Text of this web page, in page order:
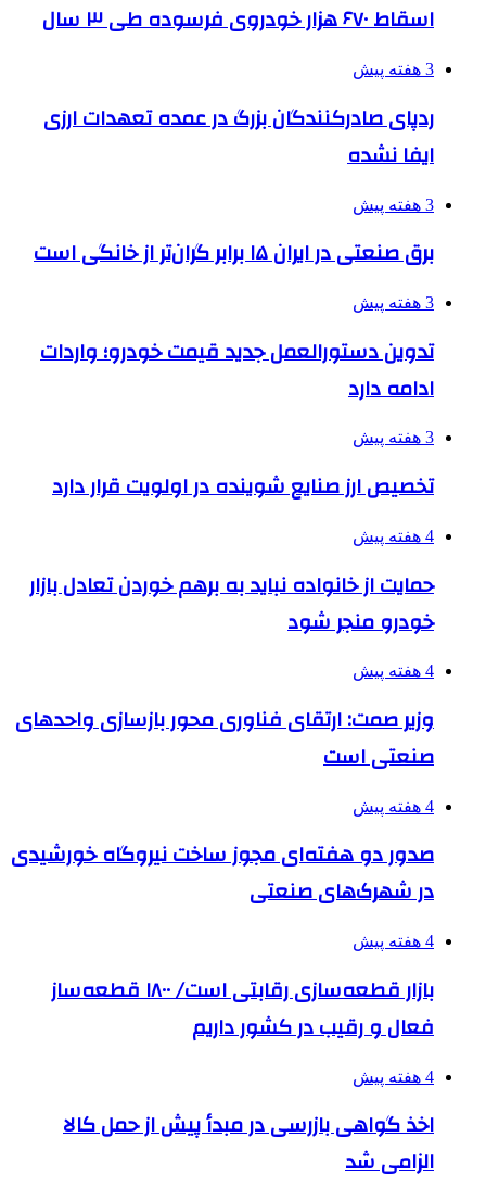
اسقاط ۶۷۰ هزار خودروی فرسوده طی ۳ سال
3 هفته پیش
ردپای صادرکنندگان بزرگ در عمده تعهدات ارزی
ایفا نشده
3 هفته پیش
برق صنعتی در ایران ۱۵ برابر گران‌تر از خانگی است
3 هفته پیش
تدوین دستورالعمل جدید قیمت خودرو؛ واردات
ادامه دارد
3 هفته پیش
تخصیص ارز صنایع شوینده در اولویت قرار دارد
4 هفته پیش
حمایت از خانواده نباید به برهم خوردن تعادل بازار
خودرو منجر شود
4 هفته پیش
وزیر صمت: ارتقای فناوری محور بازسازی واحدهای
صنعتی است
4 هفته پیش
صدور دو هفته‌ای مجوز ساخت نیروگاه خورشیدی
در شهرک‌های صنعتی
4 هفته پیش
بازار قطعه‌سازی رقابتی است/ ۱۸۰۰ قطعه‌ساز
فعال و رقیب در کشور داریم
4 هفته پیش
اخذ گواهی بازرسی در مبدأ پیش از حمل کالا
الزامی شد